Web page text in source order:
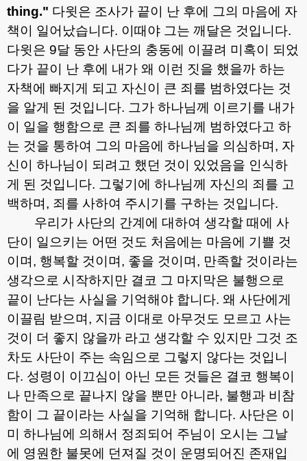
thing." 다윗은 조사가 끝이 난 후에 그의 마음에 자
책이 일어났습니다. 이때야 그는 깨달은 것입니다.
다윗은 9달 동안 사단의 충동에 이끌려 미혹이 되었
다가 끝이 난 후에 내가 왜 이런 짓을 했을까 하는
자책에 빠지게 되고 자신이 큰 죄를 범하였다는 것
을 알게 된 것입니다. 그가 하나님께 이르기를 내가
이 일을 행함으로 큰 죄를 하나님께 범하였다고 하
는 것을 통하여 그의 마음에 하나님을 의심하며 , 자
신이 하나님이 되려고 했던 것이 있었음을 인식하
게 된 것입니다. 그렇기에 하나님께 자신의 죄를 고
백하며 , 죄를 사하여 주시기를 구하는 것입니다.
우리가 사단의 간계에 대하여 생각할 때에 사
단이 일으키는 어떤 것도 처음에는 마음에 기쁠 것
이며 , 행복할 것이며 , 좋을 것이며 , 만족할 것이라는
생각으로 시작하지만 결코 그 마지막은 불행으로
끝이 난다는 사실을 기억해야 합니다. 왜 사단에게
이끌림 받으며 , 지금 이대로 아무것도 모르고 사는
것이 더 좋지 않을까 라고 생각할 수 있지만 그것 조
차도 사단이 주는 속임으로 그렇지 않다는 것입니
다. 성령이 이끄심이 아닌 모든 것들은 결코 행복이
나 만족으로 끝나지 않을 뿐만 아니라, 불행과 비참
함이 그 끝이라는 사실을 기억해 합니다. 사단은 이
미 하나님에 의해서 정죄되어 주님이 오시는 그날
에 영원한 불못에 던져질 것이 운명되어진 존재입